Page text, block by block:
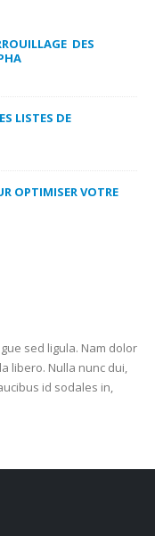
DES
LISTES DE
OPTIMISER VOTRE
sed ligula. Nam dolor
libero. Nulla nunc dui,
id sodales in,